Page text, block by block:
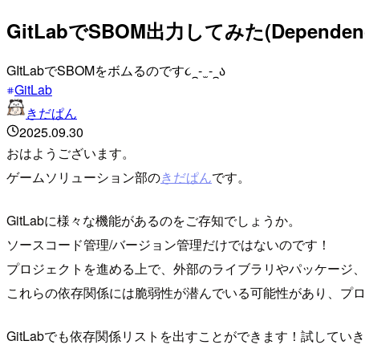
GitLabでSBOM出力してみた
GItLabでSBOMをボムるのです૮⁔- ̫ -⁔ა
GitLab
きだぱん
2025.09.30
おはようございます。
ゲームソリューション部のきだぱんです。
GitLabに様々な機能があるのをご存知でしょうか。
ソースコード管理/バージョン管理だけではないのです！
プロジェクトを進める上で、外部のライブラリやパッケージ
これらの依存関係には脆弱性が潜んでいる可能性があり、プ
GitLabでも依存関係リストを出すことができます！試していき